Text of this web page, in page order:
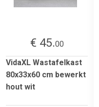
€ 45.00
VidaXL Wastafelkast
80x33x60 cm bewerkt
hout wit